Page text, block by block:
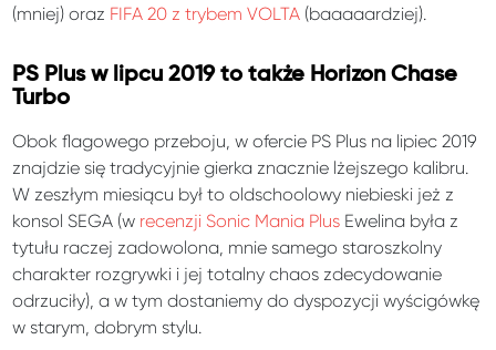
(mniej) oraz FIFA 20 z trybem VOLTA (baaaaardziej).
PS Plus w lipcu 2019 to także Horizon Chase
Turbo
Obok flagowego przeboju, w ofercie PS Plus na lipiec 2019
znajdzie się tradycyjnie gierka znacznie lżejszego kalibru.
W zeszłym miesiącu był to oldschoolowy niebieski jeż z
konsol SEGA (w recenzji Sonic Mania Plus Ewelina była z
tytułu raczej zadowolona, mnie samego staroszkolny
charakter rozgrywki i jej totalny chaos zdecydowanie
odrzuciły), a w tym dostaniemy do dyspozycji wyścigówkę
w starym, dobrym stylu.